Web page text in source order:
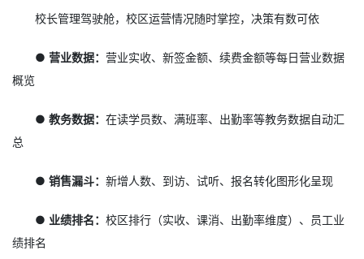
校长管理驾驶舱，校区运营情况随时掌控，决策有数可依
● 营业数据：营业实收、新签金额、续费金额等每日营业数据
概览
● 教务数据：在读学员数、满班率、出勤率等教务数据自动汇
总
● 销售漏斗：新增人数、到访、试听、报名转化图形化呈现
● 业绩排名：校区排行（实收、课消、出勤率维度）、员工业
绩排名